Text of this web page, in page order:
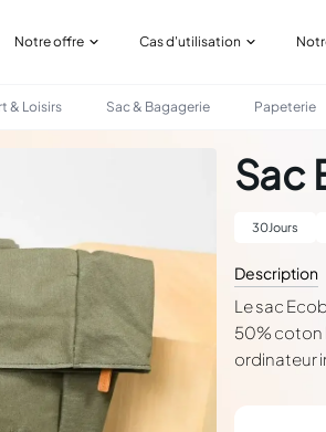
Notre offre Cas d'utilisation
& Loisirs Sac & Bagagerie Papeterie
Sac
30Jours
Description
Le sac
50% coton
ordinateur